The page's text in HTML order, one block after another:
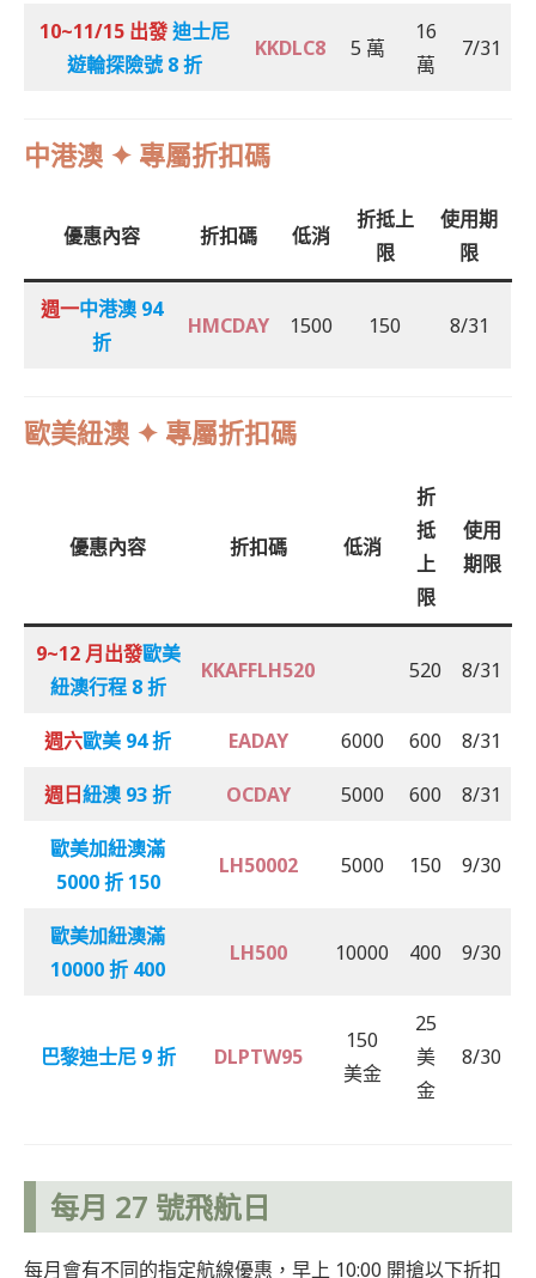
10~11/15 出發迪士尼
遊輪探險號 8 折
KKDLC8 5 萬
16
萬
7/31
中港澳 ✦ 專屬折扣碼
優惠內容 折扣碼 低消
折抵上
限
使用期
限
週一中港澳94
折
HMCDAY 1500 150 8/31
歐美紐澳 ✦ 專屬折扣碼
優惠內容 折扣碼 低消
折
抵
上
限
使用
期限
9~12 月出發歐美
紐澳行程 8折
KKAFFLH520 520 8/31
週六歐美 94折 EADAY 6000 600 8/31
週日紐澳 93 折 OCDAY 5000 600 8/31
歐美加紐澳滿
5000 折 150
LH50002 5000 150 9/30
歐美加紐澳滿
10000 折 400
LH500 10000 400 9/30
巴黎迪士尼 9 折 DLPTW95
150
美金
25
美
金
8/30
每月 27 號飛航日
每月會有不同的指定航線優惠，早上 10:00 開搶以下折扣